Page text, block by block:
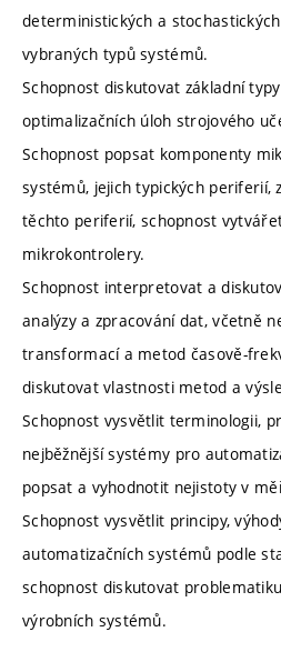
deterministických a
vybraných typů systémů.
Schopnost diskutovat základní
optimalizačních úloh strojového
Schopnost popsat komponenty
systémů, jejich typických periferií,
těchto periferií, schopnost
mikrokontrolery.
Schopnost interpretovat a
analýzy a zpracování dat, včetně
transformací a metod časově-
diskutovat vlastnosti metod a
Schopnost vysvětlit terminologii,
nejběžnější systémy pro
popsat a vyhodnotit nejistoty v
Schopnost vysvětlit principy,
automatizačních systémů podle
schopnost diskutovat
výrobních systémů.